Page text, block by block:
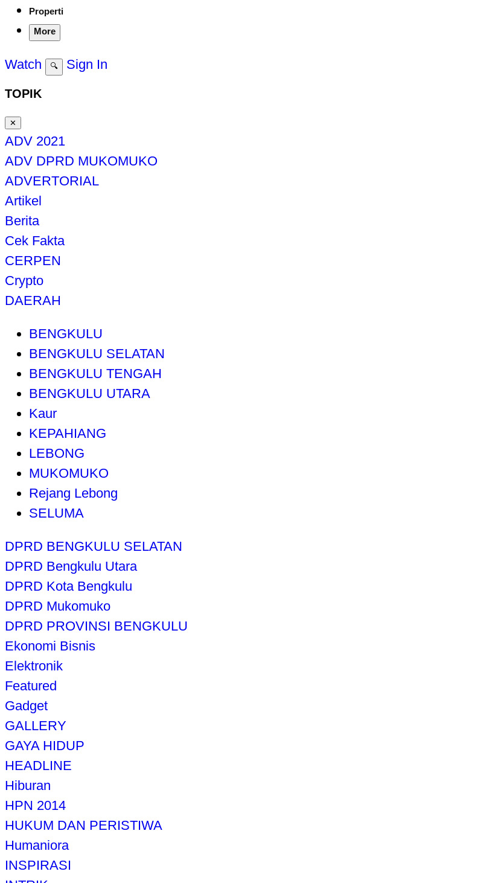
Properti
More
Watch 🔍 Sign In
TOPIK
✕
ADV 2021
ADV DPRD MUKOMUKO
ADVERTORIAL
Artikel
Berita
Cek Fakta
CERPEN
Crypto
DAERAH
BENGKULU
BENGKULU SELATAN
BENGKULU TENGAH
BENGKULU UTARA
Kaur
KEPAHIANG
LEBONG
MUKOMUKO
Rejang Lebong
SELUMA
DPRD BENGKULU SELATAN
DPRD Bengkulu Utara
DPRD Kota Bengkulu
DPRD Mukomuko
DPRD PROVINSI BENGKULU
Ekonomi Bisnis
Elektronik
Featured
Gadget
GALLERY
GAYA HIDUP
HEADLINE
Hiburan
HPN 2014
HUKUM DAN PERISTIWA
Humaniora
INSPIRASI